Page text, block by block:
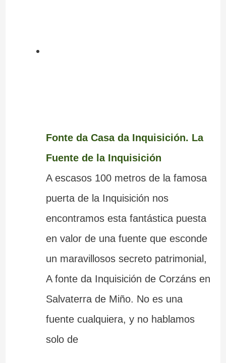
Fonte da Casa da Inquisición. La
Fuente de la Inquisición
A escasos 100 metros de la famosa
puerta de la Inquisición nos
encontramos esta fantástica puesta
en valor de una fuente que esconde
un maravillosos secreto patrimonial,
A fonte da Inquisición de Corzáns en
Salvaterra de Miño. No es una
fuente cualquiera, y no hablamos
solo de